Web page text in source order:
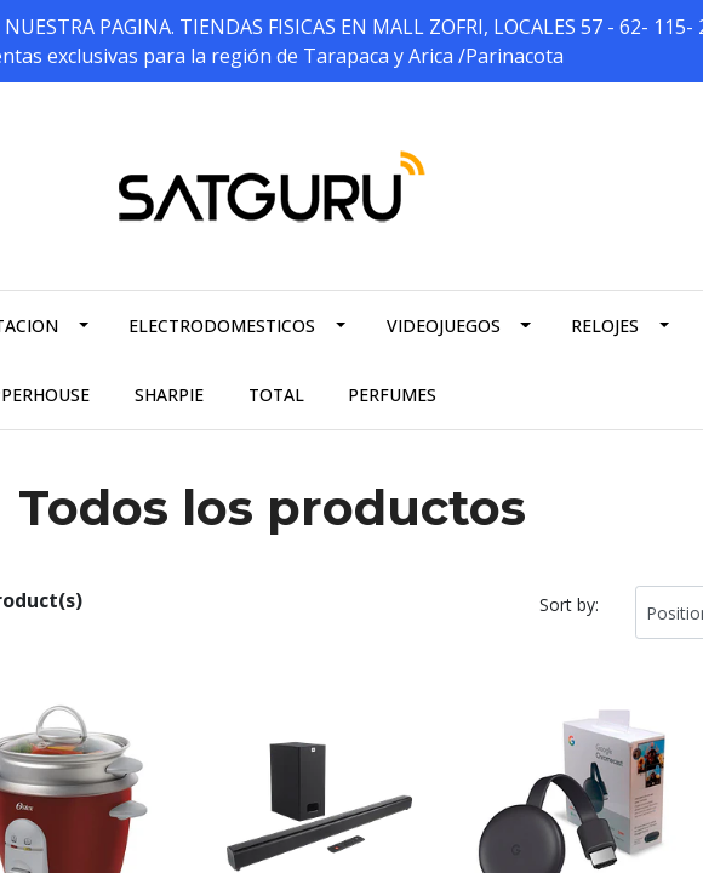
PAGINA. TIENDAS FISICAS EN MALL ZOFRI, LOCALES 57 - 62-
exclusivas para la región de Tarapaca y Arica /Parinacota
ELECTRODOMESTICOS VIDEOJUEGOS RELOJES
SHARPIE TOTAL PERFUMES
Todos los productos
Sort by: